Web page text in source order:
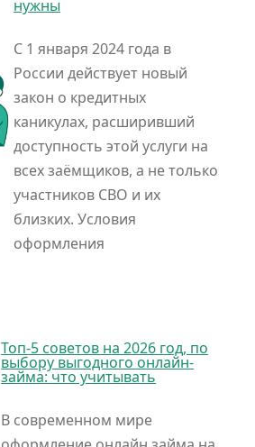
нужны
С 1 января 2024 года в
России действует новый
закон о кредитных
каникулах, расширивший
доступность этой услуги на
всех заёмщиков, а не только
участников СВО и их
близких. Условия
оформления
Топ-5 советов на 2026 год, по
выбору выгодного онлайн-
займа: что учитывать
В современном мире